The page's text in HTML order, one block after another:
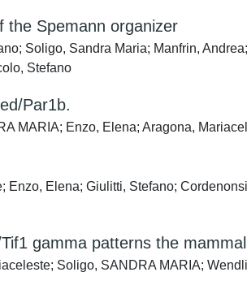
the Spemann organizer
Soligo, Sandra Maria; Manfrin,
Stefano
Par1b.
MARIA; Enzo, Elena; Aragona,
Enzo, Elena; Giulitti, Stefano;
gamma patterns the
Soligo, SANDRA MARIA;